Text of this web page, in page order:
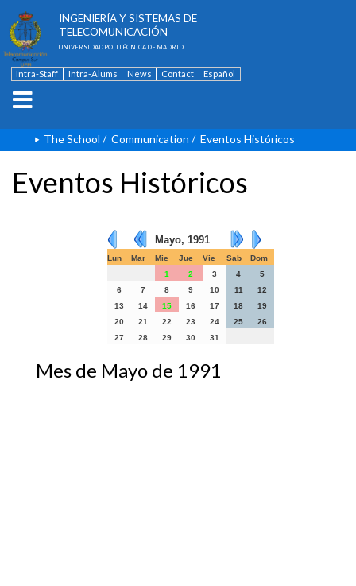
INGENIERÍA Y SISTEMAS DE
TELECOMUNICACIÓN
UNIVERSIDAD POLITÉCNICA DE MADRID
Intra-Staff Intra-Alums News Contact Español
The School / Communication / Eventos Históricos
Eventos Históricos
Mayo, 1991
Lun Mar Mie Jue Vie Sab
Dom
1
2 3 4
5
6
7 8 9 10 11
12
13
14 15 16 17 18
19
20
21 22 23 24 25
26
27
28 29 30 31
Mes de Mayo de 1991